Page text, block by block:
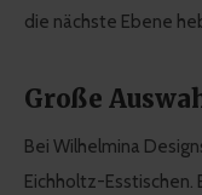
die nächste Ebene
Große
Bei Wilhelmina
Eichholtz-Esstischen.